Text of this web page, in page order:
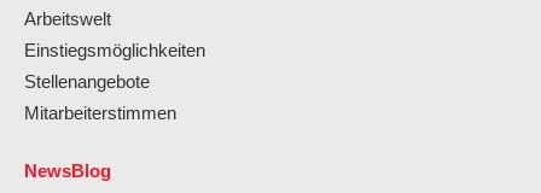
Arbeitswelt
Einstiegsmöglichkeiten
Stellenangebote
Mitarbeiterstimmen
NewsBlog